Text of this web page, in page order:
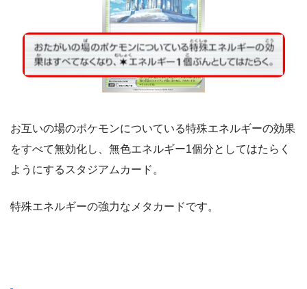
お互いの場のポケモンについている特殊エネルギーの効果
をすべて無効化し、無色エネルギー1個分としてはたらく
ようにするスタジアムカード。
特殊エネルギーの強力なメタカードです。